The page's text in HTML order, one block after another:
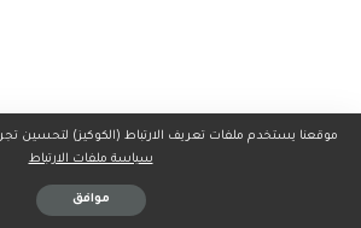
موقعنا يستخدم ملفات تعريف الارتباط (الكوكيز) لتحسين
سياسة ملفات الارتباط
موافق